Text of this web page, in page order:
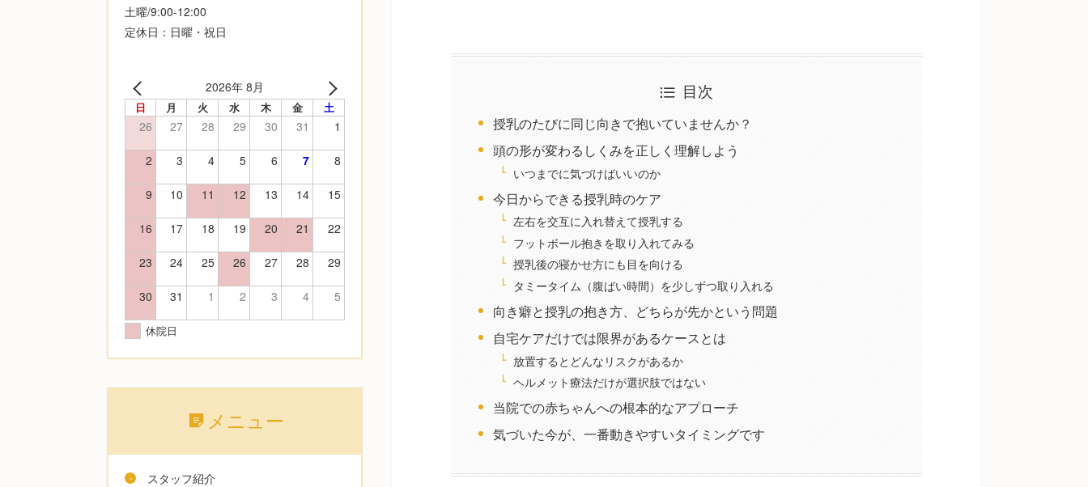
目次
授乳のたびに同じ向きで抱いていませんか？
頭の形が変わるしくみを正しく理解しよう
いつまでに気づけばいいのか
今日からできる授乳時のケア
左右を交互に入れ替えて授乳する
フットボール抱きを取り入れてみる
授乳後の寝かせ方にも目を向ける
タミータイム（腹ばい時間）を少しずつ取り入れる
向き癖と授乳の抱き方、どちらが先かという問題
自宅ケアだけでは限界があるケースとは
放置するとどんなリスクがあるか
ヘルメット療法だけが選択肢ではない
当院での赤ちゃんへの根本的なアプローチ
気づいた今が、一番動きやすいタイミングです
土曜/9:00-12:00
定休日：日曜・祝日
2026年 8月
日 月 火 水 木 金 土
26 27 28 29 30 31 1
2 3 4 5 6 7 8
9 10 11 12 13 14 15
16 17 18 19 20 21 22
23 24 25 26 27 28 29
30 31 1 2 3 4 5
休院日
メニュー
スタッフ紹介